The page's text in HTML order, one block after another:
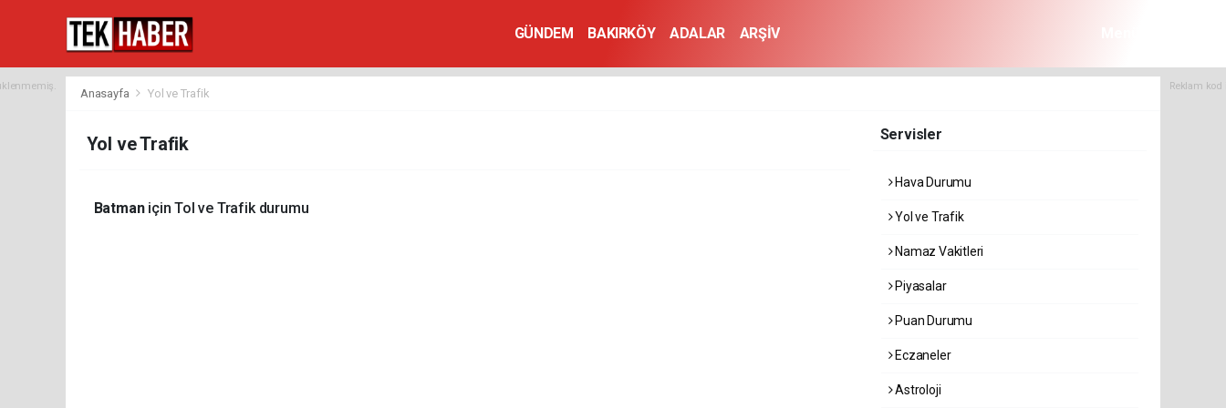
GÜNDEM BAKIRKÖY ADALAR ARŞİV
Reklam
Anasayfa Yol ve Trafik
Yol ve Trafik
Batman için Tol ve Trafik durumu
Servisler
Hava Durumu
Yol ve Trafik
Namaz Vakitleri
Piyasalar
Puan Durumu
Eczaneler
Astroloji